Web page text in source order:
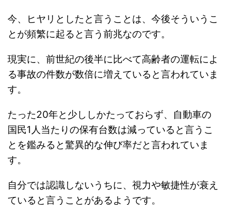
今、ヒヤリとしたと言うことは、今後そういうこ
とが頻繁に起ると言う前兆なのです。
現実に、前世紀の後半に比べて高齢者の運転によ
る事故の件数が数倍に増えていると言われていま
す。
たった20年と少ししかたっておらず、自動車の
国民1人当たりの保有台数は減っていると言うこ
とを鑑みると驚異的な伸び率だと言われていま
す。
自分では認識しないうちに、視力や敏捷性が衰え
ていると言うことがあるようです。